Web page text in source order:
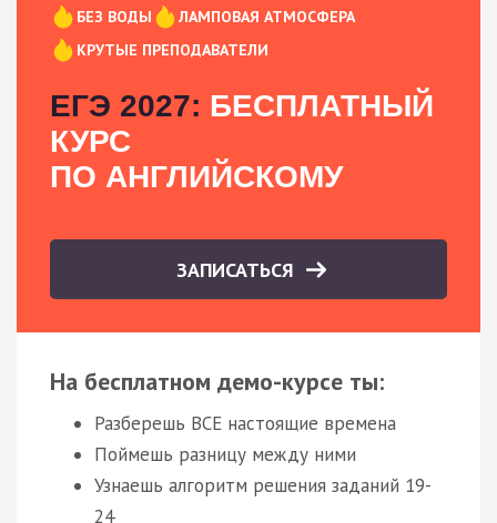
БЕЗ ВОДЫ
ЛАМПОВАЯ АТМОСФЕРА
КРУТЫЕ ПРЕПОДАВАТЕЛИ
ЕГЭ 2027: БЕСПЛАТНЫЙ
КУРС
ПО АНГЛИЙСКОМУ
ЗАПИСАТЬСЯ
На бесплатном демо-курсе ты:
Разберешь ВСЕ настоящие времена
Поймешь разницу между ними
Узнаешь алгоритм решения заданий 19-
24